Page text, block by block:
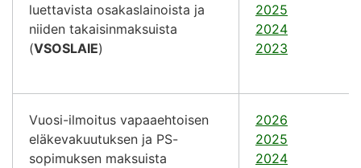
luettavista osakaslainoista ja
niiden takaisinmaksuista
(VSOSLAIE)
2025
2024
2023
Vuosi-ilmoitus vapaaehtoisen
eläkevakuutuksen ja PS-
sopimuksen maksuista
2026
2025
2024